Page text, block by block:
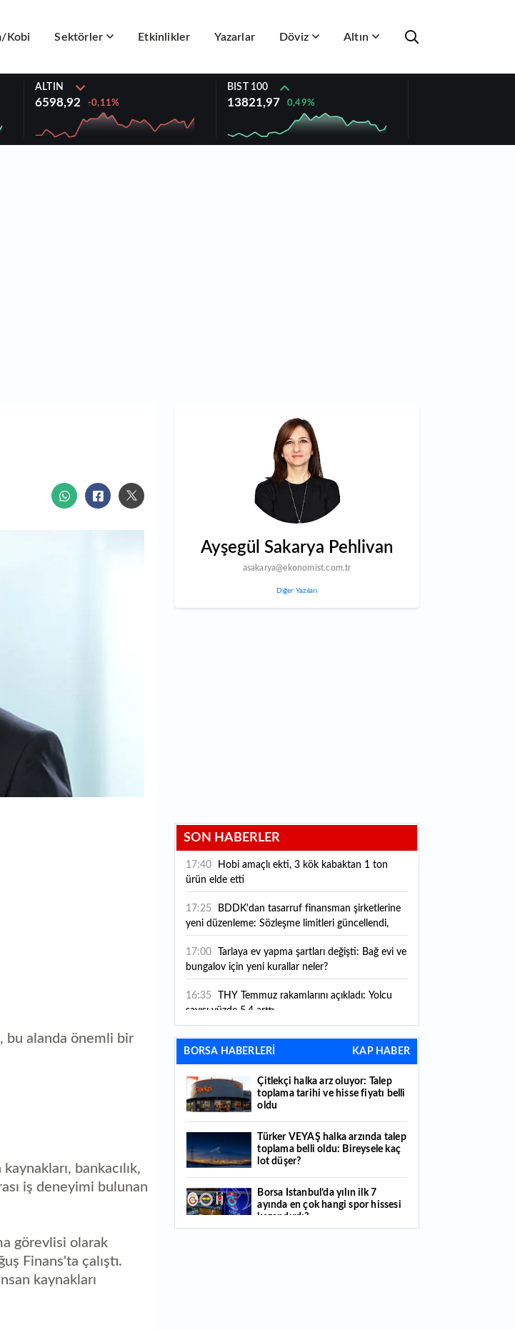
Kobi Sektörler Etkinlikler Yazarlar Döviz Altın
ALTIN
6598,92 -0,11%
BIST 100
13821,97 0,49%
bu alanda önemli bir
bankacılık,
iş deneyimi bulunan
görevlisi olarak
Finans'ta çalıştı.
kaynakları
Ayşegül Sakarya Pehlivan
asakarya@ekonomist.com.tr
Diğer Yazıları
SON HABERLER
17:40
ürün elde etti
17:25
yeni düzenleme: Sözleşme limitleri güncellendi,
yeni kurallar yürürlüğe girdi
17:00
bungalov için yeni kurallar neler?
16:35
sayısı yüzde 5,4 arttı
16:27 Piyasaların beklediği veri geldi: ABD tarım
dışı istihdam rakamları açıklandı
16:24 Çitlekçi halka arz oluyor: Talep toplama
tarihi ve hisse fiyatı belli oldu
yapmak istediğini savundu
16:04 Boğaz’ın kıtaları birleştiren ruhu Memorial
16:01 Hafta sonu hava nasıl olacak?
BORSA HABERLERİ KAP HABER
Çitlekçi halka arz oluyor: Talep
toplama tarihi ve hisse fiyatı belli
oldu
Türker VEYAŞ halka arzında talep
toplama belli oldu: Bireysele kaç
lot düşer?
Borsa İstanbul’da yılın ilk 7
ayında en çok hangi spor hissesi
kazandırdı?